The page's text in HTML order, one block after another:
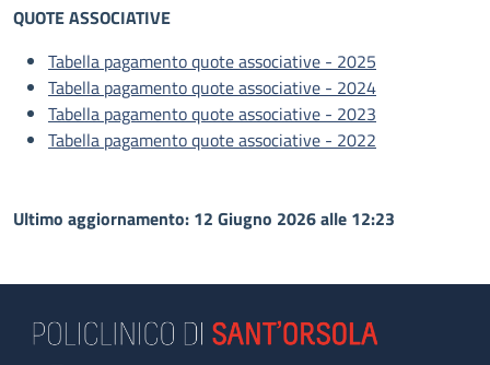
QUOTE ASSOCIATIVE
Tabella pagamento quote associative - 2025
Tabella pagamento quote associative - 2024
Tabella pagamento quote associative - 2023
Tabella pagamento quote associative - 2022
Ultimo aggiornamento: 12 Giugno 2026 alle 12:23